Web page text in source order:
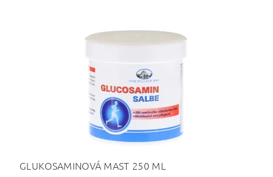
GLUKOSAMINOVÁ MAST 250 ML